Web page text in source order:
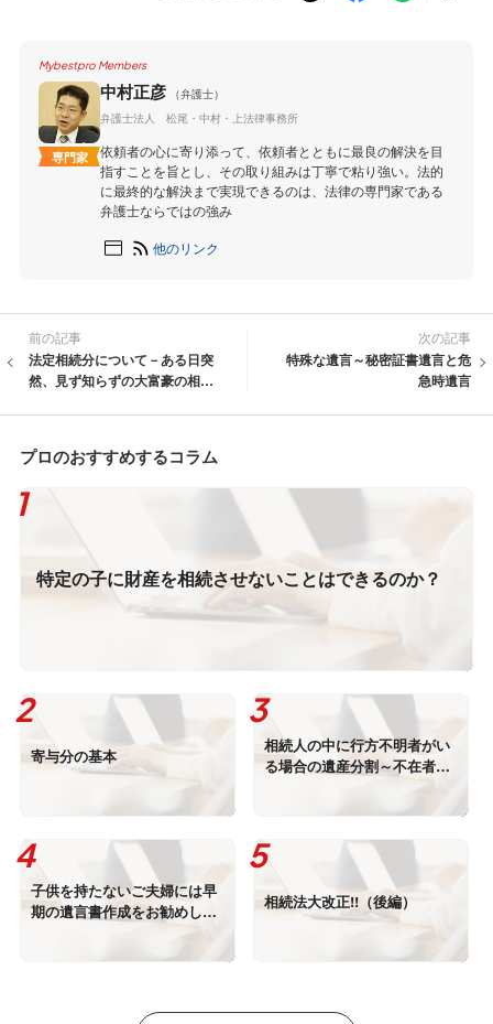
Mybestpro Members
専門家
中村正彦
（弁護士）
弁護士法人 松尾・中村・上法律事務所
依頼者の心に寄り添って、依頼者とともに最良の解決を目
指すことを旨とし、その取り組みは丁寧で粘り強い。法的
に最終的な解決まで実現できるのは、法律の専門家である
弁護士ならではの強み
他のリンク
前の記事
法定相続分について－ある日突
然、見ず知らずの大富豪の相続
次の記事
特殊な遺言～秘密証書遺言と危
急時遺言
プロのおすすめするコラム
特定の子に財産を相続させないことはできるのか？
寄与分の基本
相続人の中に行方不明者がい
る場合の遺産分割～不在者財
子供を持たないご夫婦には早
期の遺言書作成をお勧めしま
す－自筆証書遺言書保管制度
相続法大改正!!（後編）